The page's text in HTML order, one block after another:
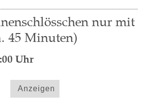
nur mit
45 Minuten)
Uhr
Anzeigen